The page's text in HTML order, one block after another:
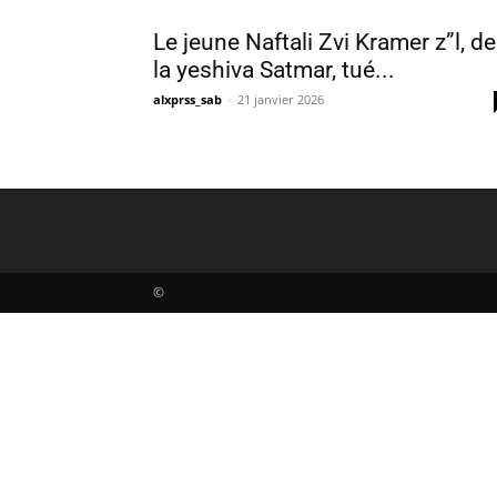
Le jeune Naftali Zvi Kramer z”l, de
la yeshiva Satmar, tué...
alxprss_sab - 21 janvier 2026
©